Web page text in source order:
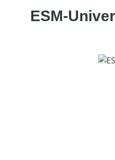
ESM-
Bildergalerie